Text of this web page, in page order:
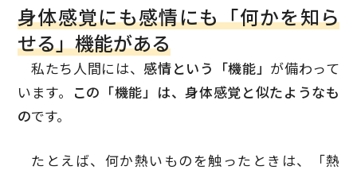
身体感覚にも感情にも「何かを知ら
せる」機能がある
私たち人間には、感情という「機能」 が備わって
います。
この「機能」は、身体感覚と似たようなも
のです。
たとえば、何か熱いものを触ったときは、「熱